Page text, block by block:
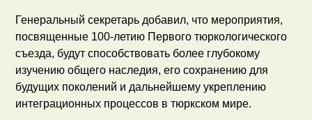
Генеральный секретарь добавил, что мероприятия,
посвященные 100-летию Первого тюркологического
съезда, будут способствовать более глубокому
изучению общего наследия, его сохранению для
будущих поколений и дальнейшему укреплению
интеграционных процессов в тюркском мире.